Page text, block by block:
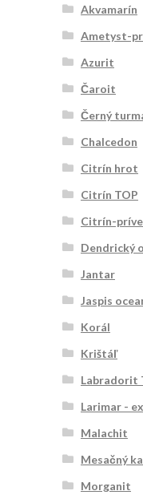
Akvamarín
Ametyst-
Azurit
Čaroit
Černý
Chalcedon
Citrín hrot
Citrín TOP
Citrín-
Dendrický
Jantar
Jaspis
Korál
Krištáľ
Labradorit
Larimar -
Malachit
Mesačný
Morganit